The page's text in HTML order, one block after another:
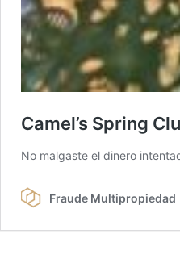
Camel’s Spring
No malgaste el dinero
Fraude Multipropiedad